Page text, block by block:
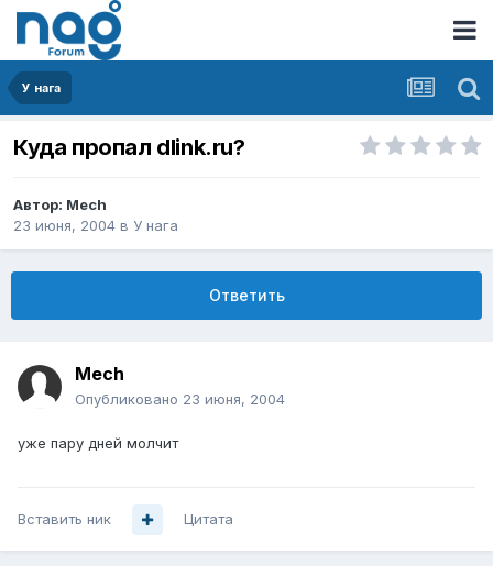
У нага
Куда пропал dlink.ru?
Автор: Mech
23 июня, 2004 в У нага
Ответить
Mech
Опубликовано 23 июня, 2004
уже пару дней молчит
Вставить ник Цитата